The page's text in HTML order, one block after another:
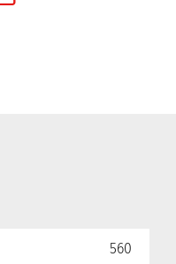
560